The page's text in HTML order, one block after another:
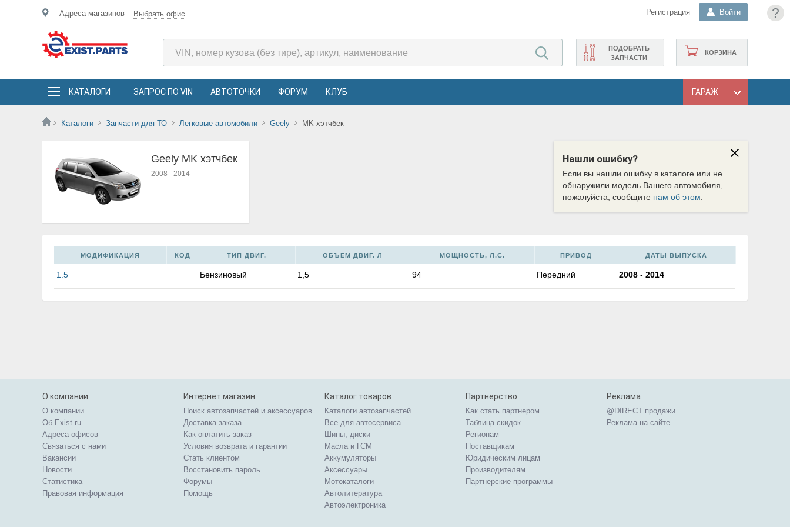
?
Адреса магазинов Выбрать офис Регистрация Войти
КОРЗИНА
ПОДОБРАТЬ
ЗАПЧАСТИ
КАТАЛОГИ ЗАПРОС ПО VIN АВТОТОЧКИ ФОРУМ КЛУБ ГАРАЖ
Каталоги Запчасти для ТО Легковые автомобили Geely MK хэтчбек
Нашли ошибку?
Если вы нашли ошибку в каталоге или не
обнаружили модель Вашего автомобиля,
пожалуйста, сообщите нам об этом
Geely MK хэтчбек
2008 - 2014
МОДИФИКАЦИЯ КОД ТИП ДВИГ. ОБЪЕМ ДВИГ. Л МОЩНОСТЬ, Л.С. ПРИВОД ДАТЫ ВЫПУСКА
1.5 Бензиновый 1,5 94 Передний 2008 - 2014
О компании
О компании
Об Exist.ru
Адреса офисов
Связаться с нами
Вакансии
Новости
Статистика
Правовая информация
Интернет магазин
Поиск автозапчастей и аксессуаров
Доставка заказа
Как оплатить заказ
Условия возврата и гарантии
Стать клиентом
Восстановить пароль
Форумы
Помощь
Каталог товаров
Каталоги автозапчастей
Все для автосервиса
Шины, диски
Масла и ГСМ
Аккумуляторы
Аксессуары
Мотокаталоги
Автолитература
Автоэлектроника
Партнерство
Как стать партнером
Таблица скидок
Регионам
Поставщикам
Юридическим лицам
Производителям
Партнерские программы
Реклама
@DIRECT продажи
Реклама на сайте